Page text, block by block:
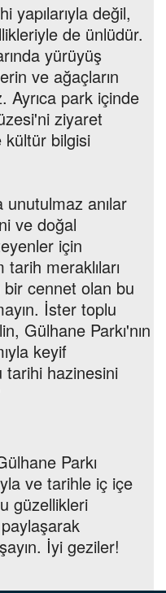
yapılarıyla değil,
de ünlüdür.
yürüyüş
ve ağaçların
Ayrıca park içinde
ziyaret
bilgisi
unutulmaz anılar
ve doğal
için
meraklıları
cennet olan bu
İster toplu
Gülhane Parkı'nın
keyif
tarihi hazinesini
Parkı
ve tarihle iç içe
güzellikleri
İyi geziler!